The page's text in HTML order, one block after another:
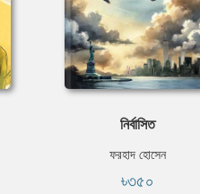
নির্বাসিত
ফরহাদ হোসেন
৳৩৫০